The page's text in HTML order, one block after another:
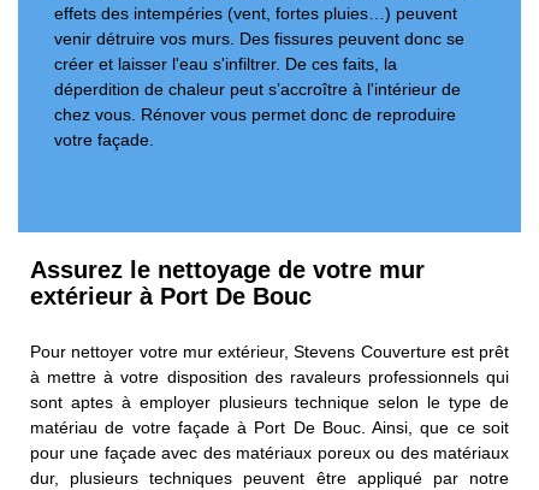
effets des intempéries (vent, fortes pluies…) peuvent
venir détruire vos murs. Des fissures peuvent donc se
créer et laisser l'eau s'infiltrer. De ces faits, la
déperdition de chaleur peut s’accroître à l'intérieur de
chez vous. Rénover vous permet donc de reproduire
votre façade.
Assurez le nettoyage de votre mur
extérieur à Port De Bouc
Pour nettoyer votre mur extérieur, Stevens Couverture est prêt
à mettre à votre disposition des ravaleurs professionnels qui
sont aptes à employer plusieurs technique selon le type de
matériau de votre façade à Port De Bouc. Ainsi, que ce soit
pour une façade avec des matériaux poreux ou des matériaux
dur, plusieurs techniques peuvent être appliqué par notre